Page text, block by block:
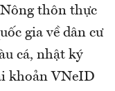
thôn thực
gia về dân cư
cá, nhật ký
khoản VNeID